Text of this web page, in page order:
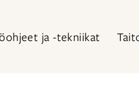
ja -tekniikat